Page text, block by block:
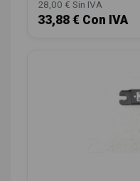
28,00 € Sin IVA
33,88 € Con IVA